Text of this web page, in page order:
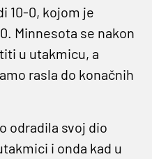
10-0, kojom je
Minnesota se nakon
u utakmicu, a
rasla do konačnih
odradila svoj dio
i onda kad u